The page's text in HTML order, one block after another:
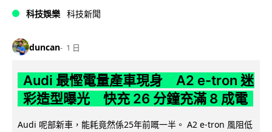
科技娛樂 科技新聞
duncan 1 日
Audi 最慳電量產車現身 A2 e-tron 迷
彩造型曝光 快充 26 分鐘充滿 8 成電
Audi 呢部新車，能耗竟然係25年前嘅一半。 A2 e-tron 風阻低